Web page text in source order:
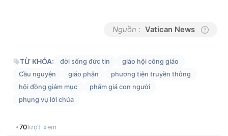
Nguồn : Vatican News
TỪ KHÓA: đời sống đức tin
giáo hội công giáo
Cầu nguyện
giáo phận
phương tiện truyền thông
hội đồng giám mục
phẩm giá con người
phụng vụ lời chúa
70lượt xem